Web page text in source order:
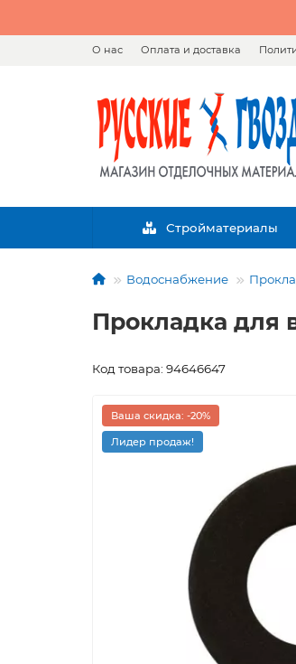
О нас Оплата и доставка
Стройматериалы
Водоснабжение
Прокладка для
Код товара: 94646647
Ваша скидка: -20%
Лидер продаж!